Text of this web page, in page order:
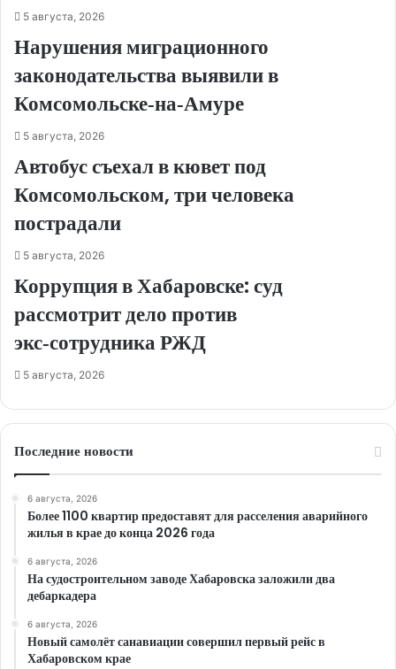
5 августа, 2026
Нарушения миграционного
законодательства выявили в
Комсомольске‑на‑Амуре
5 августа, 2026
Автобус съехал в кювет под
Комсомольском, три человека
пострадали
5 августа, 2026
Коррупция в Хабаровске: суд
рассмотрит дело против
экс‑сотрудника РЖД
5 августа, 2026
Последние новости
6 августа, 2026
Более 1100 квартир предоставят для расселения аварийного
жилья в крае до конца 2026 года
6 августа, 2026
На судостроительном заводе Хабаровска заложили два
дебаркадера
6 августа, 2026
Новый самолёт санавиации совершил первый рейс в
Хабаровском крае